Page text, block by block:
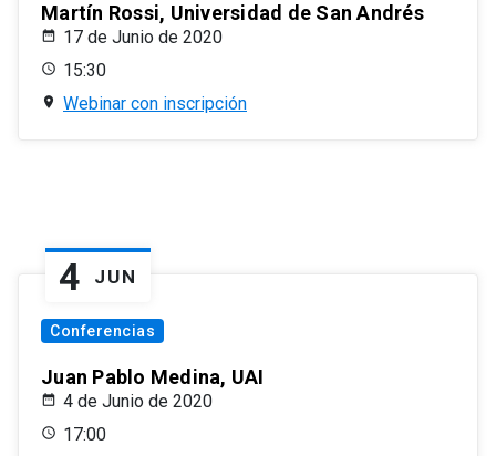
Martín Rossi, Universidad de San Andrés
17 de Junio de 2020
15:30
Webinar con inscripción
4 JUN
Conferencias
Juan Pablo Medina, UAI
4 de Junio de 2020
17:00